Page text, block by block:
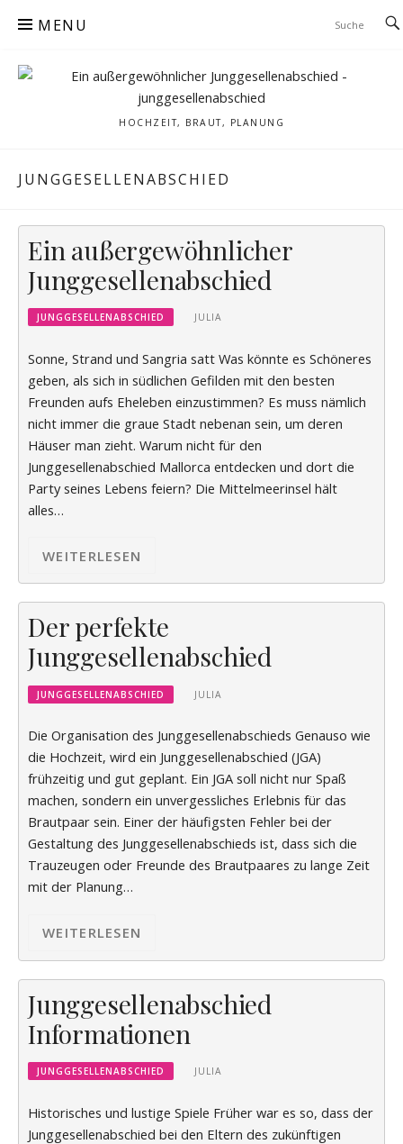
MENU
HOCHZEIT, BRAUT, PLANUNG
JUNGGESELLENABSCHIED
Ein außergewöhnlicher
Junggesellenabschied
JUNGGESELLENABSCHIED JULIA
Sonne, Strand und Sangria satt Was könnte es Schöneres
geben, als sich in südlichen Gefilden mit den besten
Freunden aufs Eheleben einzustimmen? Es muss nämlich
nicht immer die graue Stadt nebenan sein, um deren
Häuser man zieht. Warum nicht für den
Junggesellenabschied Mallorca entdecken und dort die
Party seines Lebens feiern? Die Mittelmeerinsel hält
alles…
WEITERLESEN
Der perfekte
Junggesellenabschied
JUNGGESELLENABSCHIED JULIA
Die Organisation des Junggesellenabschieds Genauso wie
die Hochzeit, wird ein Junggesellenabschied (JGA)
frühzeitig und gut geplant. Ein JGA soll nicht nur Spaß
machen, sondern ein unvergessliches Erlebnis für das
Brautpaar sein. Einer der häufigsten Fehler bei der
Gestaltung des Junggesellenabschieds ist, dass sich die
Trauzeugen oder Freunde des Brautpaares zu lange Zeit
mit der Planung…
WEITERLESEN
Junggesellenabschied
Informationen
JUNGGESELLENABSCHIED JULIA
Historisches und lustige Spiele Früher war es so, dass der
Junggesellenabschied bei den Eltern des zukünftigen